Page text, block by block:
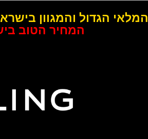
המלאי הגדול והמגוון
המחיר הטוב